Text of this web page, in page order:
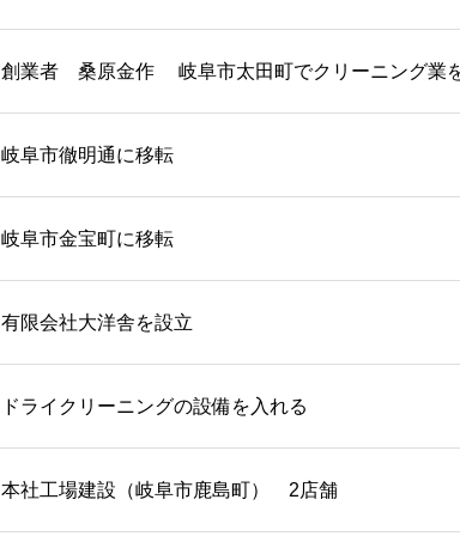
創業者 桑原金作 岐阜市太田町でクリーニング業
岐阜市徹明通に移転
岐阜市金宝町に移転
有限会社大洋舎を設立
ドライクリーニングの設備を入れる
本社工場建設（岐阜市鹿島町） 2店舗